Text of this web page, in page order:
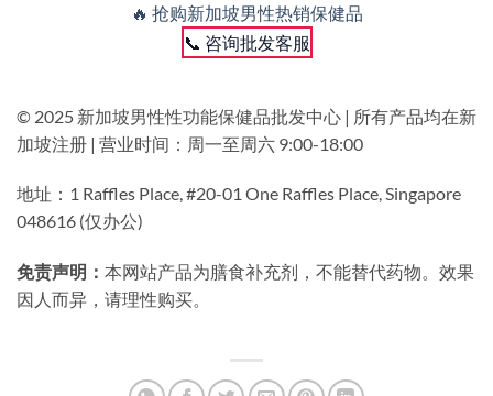
🔥 抢购新加坡男性热销保健品
📞 咨询批发客服
© 2025 新加坡男性性功能保健品批发中心 | 所有产品均在新
加坡注册 | 营业时间：周一至周六 9:00-18:00
地址：1 Raffles Place, #20-01 One Raffles Place, Singapore
048616 (仅办公)
免责声明： 本网站产品为膳食补充剂，不能替代药物。效果
因人而异，请理性购买。